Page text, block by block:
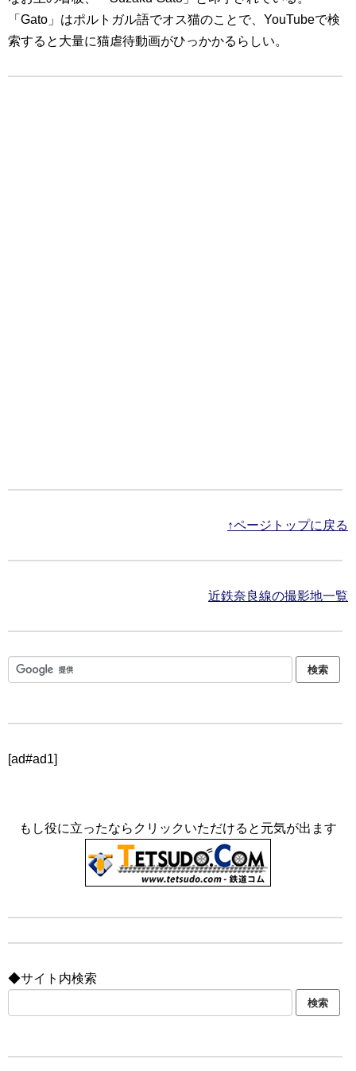
「Gato」はポルトガル語でオス猫のことで、YouTubeで検
索すると大量に猫虐待動画がひっかかるらしい。
↑ページトップに戻る
近鉄奈良線の撮影地一覧
[ad#ad1]
もし役に立ったならクリックいただけると元気が出ます
◆サイト内検索